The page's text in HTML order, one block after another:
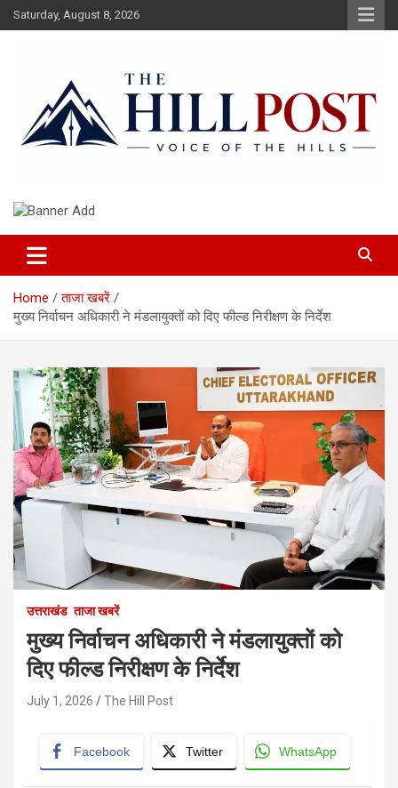
Skip
to
Saturday, August 8, 2026
The Hillpost
Home
ताजा खबरें
मुख्य निर्वाचन अधिकारी ने मंडलायुक्तों को दिए फील्ड निरीक्षण के निर्देश
उत्तराखंड ताजा खबरें
मुख्य निर्वाचन अधिकारी ने मंडलायुक्तों को
दिए फील्ड निरीक्षण के निर्देश
July 1, 2026 The Hill Post
Facebook Twitter WhatsApp